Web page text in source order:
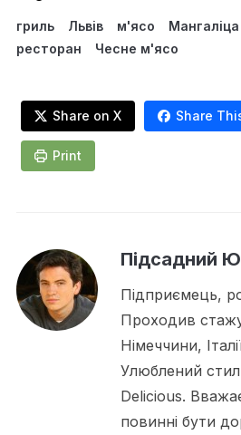
гриль Львів м'ясо Мангаліца
ресторан
Чесне м'ясо
Share on X Share
Print
Підсадний
Підприємець,
Проходив
Німеччини,
Улюблений
Delicious.
повинні бути